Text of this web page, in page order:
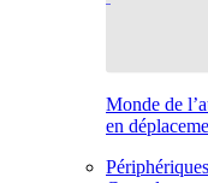
Monde de
en